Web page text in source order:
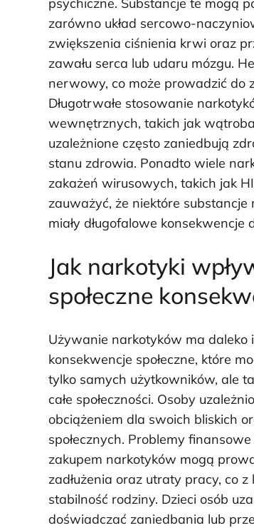
zarówno układ sercowo-
zwiększenia ciśnienia krwi oraz
zawału serca lub udaru mózgu.
nerwowy, co może prowadzić do
Długotrwałe stosowanie
wewnętrznych, takich jak
uzależnione często zaniedbują
stanu zdrowia. Ponadto wiele
zakażeń wirusowych, takich jak
zauważyć, że niektóre
miały długofalowe
Jak narkotyki
społeczne
Używanie narkotyków ma daleko
konsekwencje społeczne, które
tylko samych użytkowników, ale
całe społeczności. Osoby
obciążeniem dla swoich bliskich
społecznych. Problemy
zakupem narkotyków mogą
zadłużenia oraz utraty pracy, co z
stabilność rodziny. Dzieci osób
doświadczać zaniedbania lub